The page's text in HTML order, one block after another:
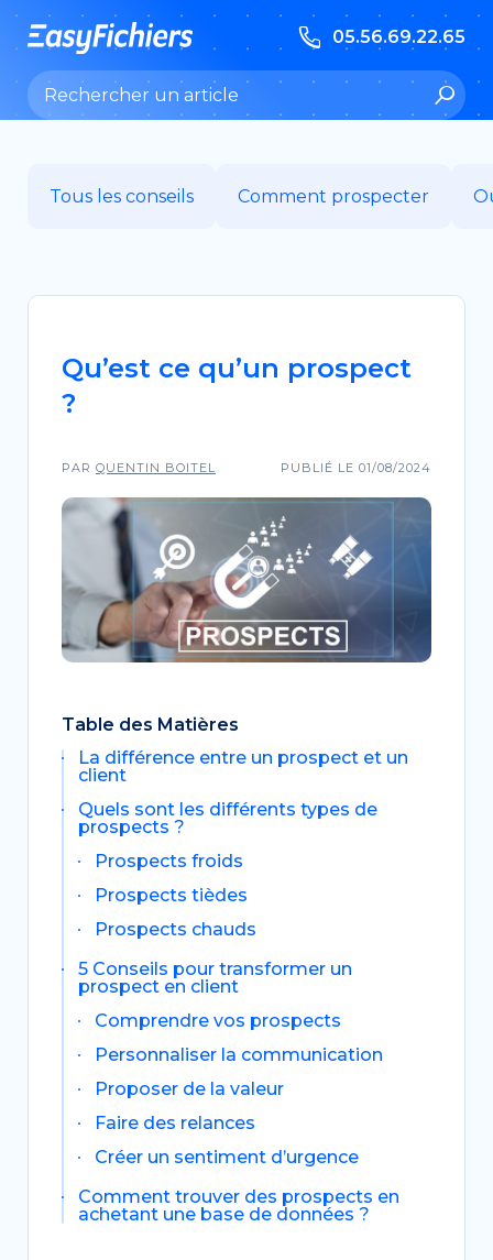
Search:
05.56.69.22.65
Tous les conseils Comment prospecter
Qu’est ce qu’un prospect
?
PAR QUENTIN BOITEL PUBLIÉ LE 01/08/2024
Table des Matières
La différence entre un prospect et un
client
Quels sont les différents types de
prospects ?
Prospects froids
Prospects tièdes
Prospects chauds
5 Conseils pour transformer un
prospect en client
Comprendre vos prospects
Personnaliser la communication
Proposer de la valeur
Faire des relances
Créer un sentiment d’urgence
Comment trouver des prospects en
achetant une base de données ?